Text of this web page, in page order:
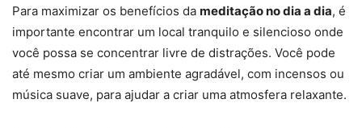
Para maximizar os benefícios da meditação no dia a dia, é
importante encontrar um local tranquilo e silencioso onde
você possa se concentrar livre de distrações. Você pode
até mesmo criar um ambiente agradável, com incensos ou
música suave, para ajudar a criar uma atmosfera relaxante.